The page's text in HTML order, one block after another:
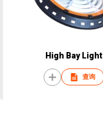
High Bay Light
查询